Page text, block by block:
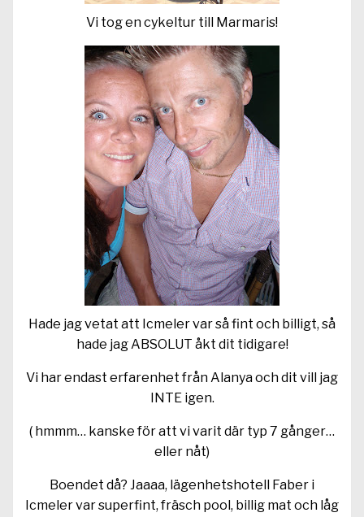
Vi tog en cykeltur till Marmaris!
Hade jag vetat att Icmeler var så fint och billigt, så
hade jag ABSOLUT åkt dit tidigare!
Vi har endast erfarenhet från Alanya och dit vill jag
INTE igen.
( hmmm… kanske för att vi varit där typ 7 gånger…
eller nåt)
Boendet då? Jaaaa, lägenhetshotell Faber i
Icmeler var superfint, fräsch pool, billig mat och låg